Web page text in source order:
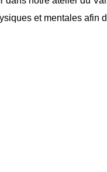
et mentales afin